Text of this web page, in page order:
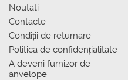
Noutati
Contacte
Condiții de returnare
Politica de confidențialitate
A deveni furnizor de
anvelope